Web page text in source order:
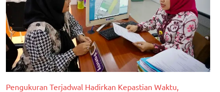
Pengukuran Terjadwal Hadirkan Kepastian Waktu,